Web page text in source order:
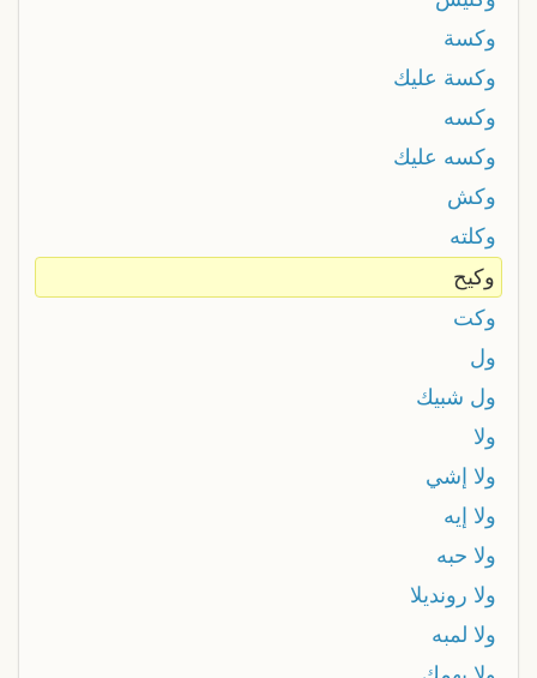
وكسة
وكسة عليك
وكسه
وكسه عليك
وكش
وكلته
وكيح
وکت
ول
ول شبيك
ولا
ولا إشي
ولا إيه
ولا حبه
ولا رونديلا
ولا لمبه